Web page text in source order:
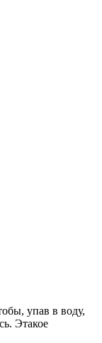
упав в воду,
Этакое